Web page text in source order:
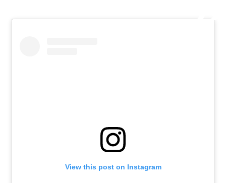
View this post on Instagram